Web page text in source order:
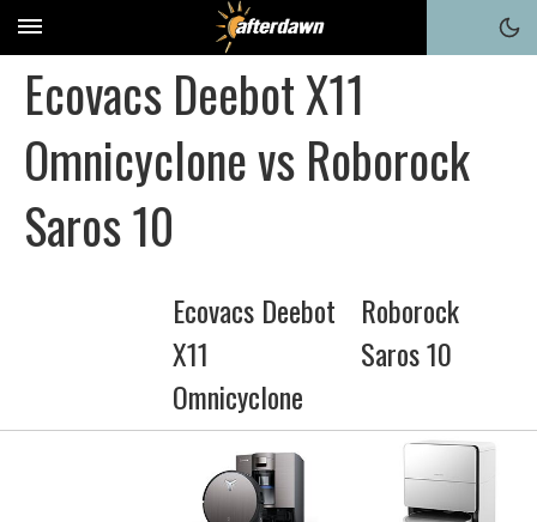
Ecovacs Deebot X11
Omnicyclone vs Roborock
Saros 10
Ecovacs Deebot
X11
Omnicyclone
Roborock
Saros 10